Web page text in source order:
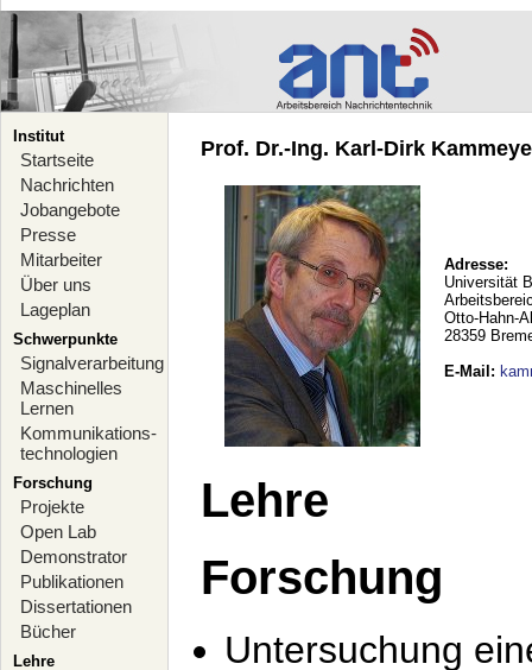
Institut
Startseite
Nachrichten
Jobangebote
Presse
Mitarbeiter
Über uns
Lageplan
Schwerpunkte
Signalverarbeitung
Maschinelles
Lernen
Kommunikations-
technologien
Forschung
Projekte
Open Lab
Demonstrator
Publikationen
Dissertationen
Bücher
Lehre
Prof. Dr.-Ing. Karl-Dirk
Adresse:
Universität
Otto-Hahn-
28359
E-Mail :
Lehre
Forschung
Untersuchung